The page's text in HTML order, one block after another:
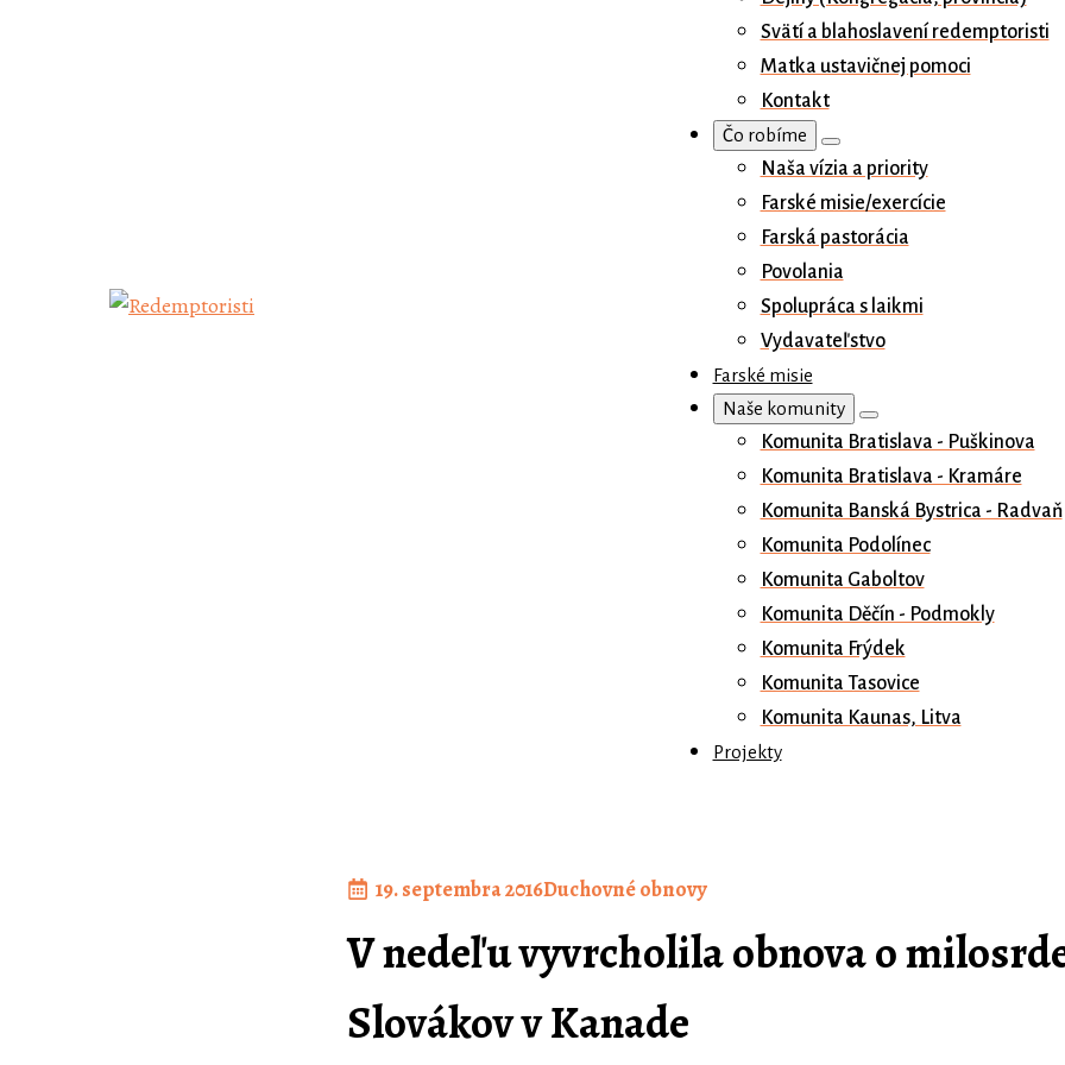
Svätí a blahoslavení redemptoristi
Matka ustavičnej pomoci
Kontakt
Čo robíme
Naša vízia a priority
Farské misie/exercície
Farská pastorácia
Povolania
Spolupráca s laikmi
Vydavateľstvo
Farské misie
Naše komunity
Komunita Bratislava - Puškinova
Komunita Bratislava - Kramáre
Komunita Banská Bystrica - Radvaň
Komunita Podolínec
Komunita Gaboltov
Komunita Děčín - Podmokly
Komunita Frýdek
Komunita Tasovice
Komunita Kaunas, Litva
Projekty
19. septembra 2016Duchovné obnovy
V nedeľu vyvrcholila obnova o
Slovákov v Kanade